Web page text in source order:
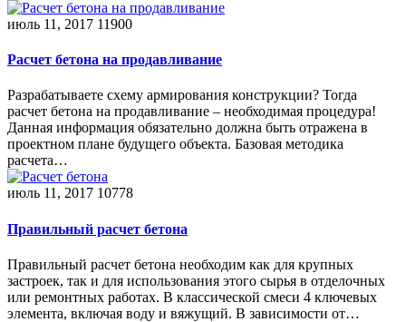
июль 11, 2017 11900
Расчет бетона на продавливание
Разрабатываете схему армирования конструкции? Тогда
расчет бетона на продавливание – необходимая процедура!
Данная информация обязательно должна быть отражена в
проектном плане будущего объекта. Базовая методика
расчета…
июль 11, 2017 10778
Правильный расчет бетона
Правильный расчет бетона необходим как для крупных
застроек, так и для использования этого сырья в отделочных
или ремонтных работах. В классической смеси 4 ключевых
элемента, включая воду и вяжущий. В зависимости от…